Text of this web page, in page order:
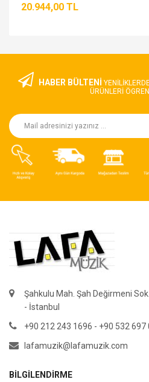
20.944,00 TL
HABER BÜLTENİ
ÜRÜNLERI
Şahkulu Mah. Şah Değirmeni
- İstanbul
+90 212 243 1696 - +90 532 697
lafamuzik@lafamuzik.com
BILGILENDIRME